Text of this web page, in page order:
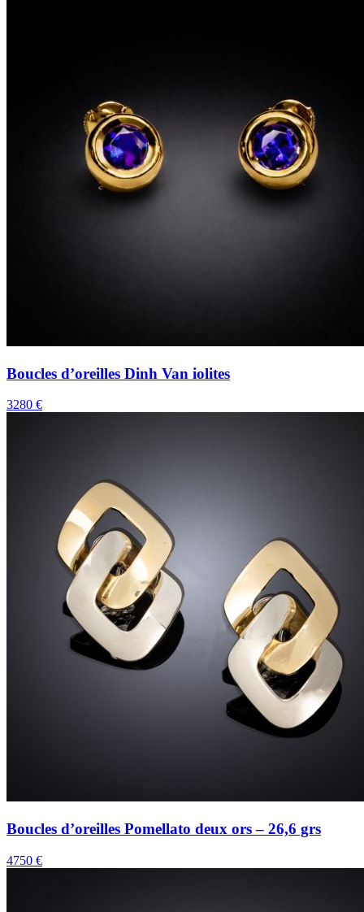
Boucles d’oreilles Dinh Van iolites
3280 €
Boucles d’oreilles Pomellato deux ors – 26,6 grs
4750 €